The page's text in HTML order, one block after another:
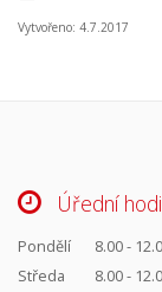
Vytvořeno: 4.7.2017
Úřední
Pondělí
8.00 -
Středa
8.00 -